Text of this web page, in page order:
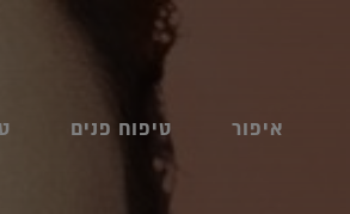
איפור טיפוח פנים